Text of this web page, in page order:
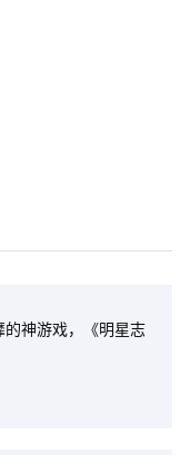
神游戏，《明星志